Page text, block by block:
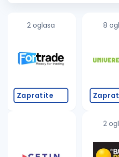
2 oglasa
Zapratite
8
2